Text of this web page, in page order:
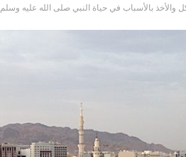
والأخذ بالأسباب في حياة النبي صلى الله عليه وسلم